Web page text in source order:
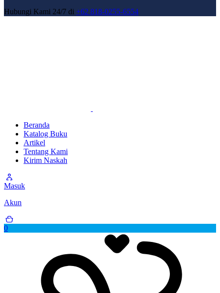
Hubungi Kami 24/7 di +62 818-0255-6554
Beranda
Katalog Buku
Artikel
Tentang Kami
Kirim Naskah
Masuk
Akun
0